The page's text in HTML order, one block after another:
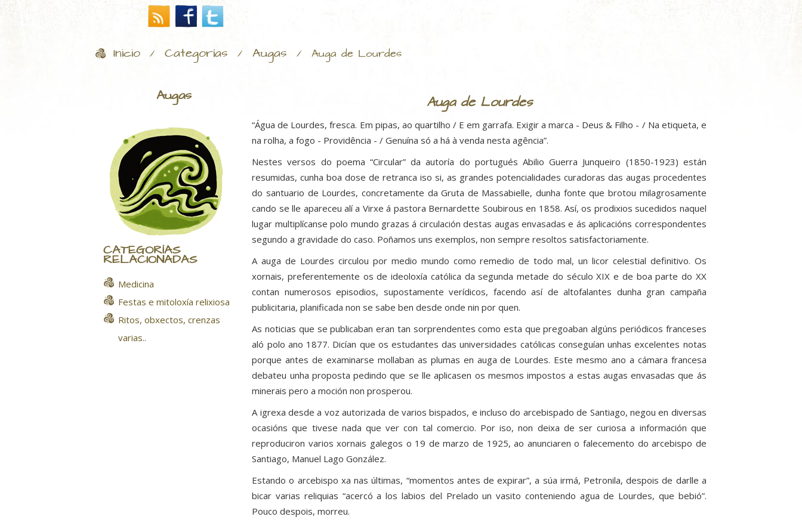
Inicio / Categorías / Augas / Auga de Lourdes
Augas
CATEGORÍAS
RELACIONADAS
Medicina
Festas e mitoloxía relixiosa
Ritos, obxectos, crenzas
varias..
Auga de Lourdes
“Água de Lourdes, fresca. Em pipas, ao quartilho / E em garrafa. Exigir a marca - Deus & Filho - / Na etiqueta, e
na rolha, a fogo - Providência - / Genuína só a há à venda nesta agência”.
Nestes versos do poema “Circular” da autoría do portugués Abilio Guerra Junqueiro (1850-1923) están
resumidas, cunha boa dose de retranca iso si, as grandes potencialidades curadoras das augas procedentes
do santuario de Lourdes, concretamente da Gruta de Massabielle, dunha fonte que brotou milagrosamente
cando se lle apareceu alí a Virxe á pastora Bernardette Soubirous en 1858. Así, os prodixios sucedidos naquel
lugar multiplícanse polo mundo grazas á circulación destas augas envasadas e ás aplicacións correspondentes
segundo a gravidade do caso. Poñamos uns exemplos, non sempre resoltos satisfactoriamente.
A auga de Lourdes circulou por medio mundo como remedio de todo mal, un licor celestial definitivo. Os
xornais, preferentemente os de ideoloxía católica da segunda metade do século XIX e de boa parte do XX
contan numerosos episodios, supostamente verídicos, facendo así de altofalantes dunha gran campaña
publicitaria, planificada non se sabe ben desde onde nin por quen.
As noticias que se publicaban eran tan sorprendentes como esta que pregoaban algúns periódicos franceses
aló polo ano 1877. Dicían que os estudantes das universidades católicas conseguían unhas excelentes notas
porque antes de examinarse mollaban as plumas en auga de Lourdes. Este mesmo ano a cámara francesa
debateu unha proposta pedindo que se lle aplicasen os mesmos impostos a estas augas envasadas que ás
minerais pero a moción non prosperou.
A igrexa desde a voz autorizada de varios bispados, e incluso do arcebispado de Santiago, negou en diversas
ocasións que tivese nada que ver con tal comercio. Por iso, non deixa de ser curiosa a información que
reproduciron varios xornais galegos o 19 de marzo de 1925, ao anunciaren o falecemento do arcebispo de
Santiago, Manuel Lago González.
Estando o arcebispo xa nas últimas, “momentos antes de expirar”, a súa irmá, Petronila, despois de darlle a
bicar varias reliquias “acercó a los labios del Prelado un vasito conteniendo agua de Lourdes, que bebió”.
Pouco despois, morreu.